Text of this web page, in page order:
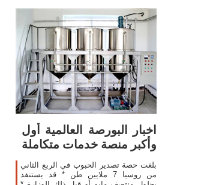
اخبار البورصة العالمية أول
وأكبر منصة خدمات متكاملة
بلغت حصة تصدير الحبوب في الربع الثاني
من روسيا 7 ملايين طن * قد يستنفد